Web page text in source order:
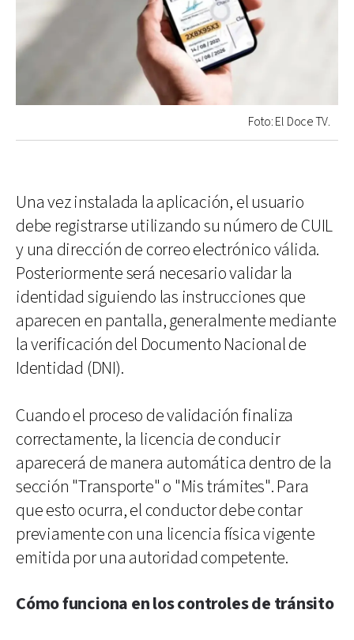
Foto: El Doce TV.
Una vez instalada la aplicación, el usuario
debe registrarse utilizando su número de CUIL
y una dirección de correo electrónico válida.
Posteriormente será necesario validar la
identidad siguiendo las instrucciones que
aparecen en pantalla, generalmente mediante
la verificación del Documento Nacional de
Identidad (DNI).
Cuando el proceso de validación finaliza
correctamente, la licencia de conducir
aparecerá de manera automática dentro de la
sección "Transporte" o "Mis trámites". Para
que esto ocurra, el conductor debe contar
previamente con una licencia física vigente
emitida por una autoridad competente.
Cómo funciona en los controles de tránsito